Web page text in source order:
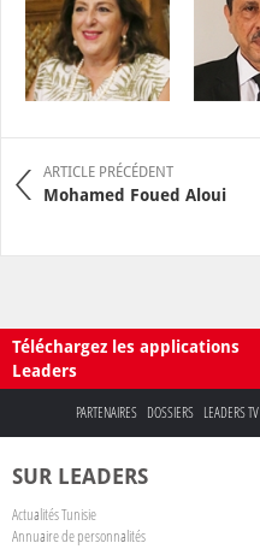
ARTICLE PRÉCÉDENT
Mohamed Foued Aloui
Téléchargez les applications
Leaders
PARTENAIRES DOSSIERS LEADERS TV
SUR LEADERS
Actualités Tunisie
Annuaire de personnalités